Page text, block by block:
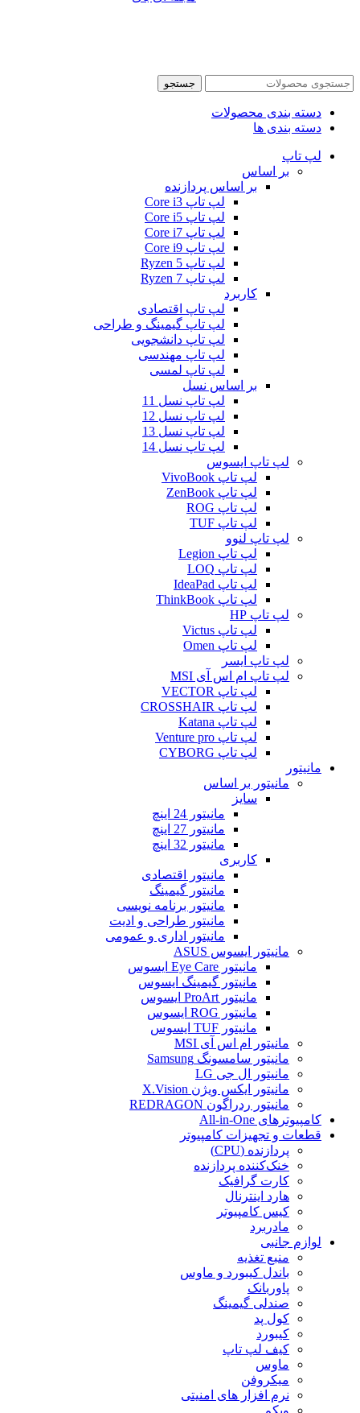
جستجو
دسته بندی محصولات
دسته بندی ها
لپ تاپ
بر اساس
بر اساس پردازنده
لپ تاپ Core i3
لپ تاپ Core i5
لپ تاپ Core i7
لپ تاپ Core i9
لپ تاپ Ryzen 5
لپ تاپ Ryzen 7
کاربرد
لپ تاپ اقتصادی
لپ تاپ گیمینگ و طراحی
لپ تاپ دانشجویی
لپ تاپ مهندسی
لپ تاپ لمسی
بر اساس نسل
لپ تاپ نسل 11
لپ تاپ نسل 12
لپ تاپ نسل 13
لپ تاپ نسل 14
لپ تاپ ایسوس
لپ تاپ VivoBook
لپ تاپ ZenBook
لپ تاپ ROG
لپ تاپ TUF
لپ تاپ لنوو
لپ تاپ Legion
لپ تاپ LOQ
لپ تاپ IdeaPad
لپ تاپ ThinkBook
لپ تاپ HP
لپ تاپ Victus
لپ تاپ Omen
لپ تاپ ایسر
لپ تاپ ام اس آی MSI
لپ تاپ VECTOR
لپ تاپ CROSSHAIR
لپ تاپ Katana
لپ تاپ Venture pro
لپ تاپ CYBORG
مانیتور
مانیتور بر اساس
سایز
مانیتور 24 اینچ
مانیتور 27 اینچ
مانیتور 32 اینچ
کاربری
مانیتور اقتصادی
مانیتور گیمینگ
مانیتور برنامه نویسی
مانیتور طراحی و ادیت
مانیتور اداری و عمومی
مانیتور ایسوس ASUS
مانیتور Eye Care ایسوس
مانیتور گیمینگ ایسوس
مانیتور ProArt ایسوس
مانیتور ROG ایسوس
مانیتور TUF ایسوس
مانیتور ام اس آی MSI
مانیتور سامسونگ Samsung
مانیتور ال جی LG
مانیتور ایکس ویژن X.Vision
مانیتور ردراگون REDRAGON
کامپیوترهای All-in-One
قطعات و تجهیزات کامپیوتر
پردازنده (CPU)
خنک‌کننده پردازنده
کارت گرافیک
هارد اینترنال
کیس کامپیوتر
مادربرد
لوازم جانبی
منبع تغذیه
باندل کیبورد و ماوس
پاوربانک
صندلی گیمینگ
کول پد
کیبورد
کیف لپ تاپ
ماوس
میکروفن
نرم افزار های امنیتی
وبکم